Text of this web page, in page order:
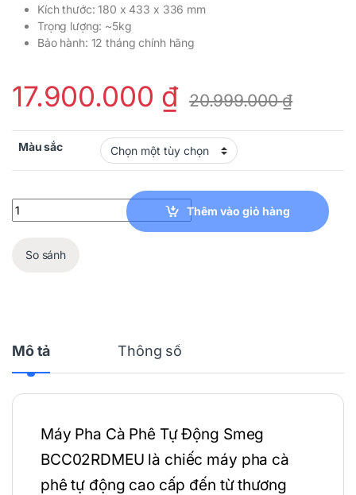
Kích thước: 180 x 433 x 336 mm
Trọng lượng: ~5kg
Bảo hành: 12 tháng chính hãng
17.900.000 ₫ 20.999.000₫
Màu sắc
Máy Pha Cà Phê Tự Động Smeg BCC02RDMEU quantity
Thêm vào giỏ hàng
So sánh
Mô tả Thông số
Máy Pha Cà Phê Tự Động Smeg
BCC02RDMEU là chiếc máy pha cà
phê tự động cao cấp đến từ thương